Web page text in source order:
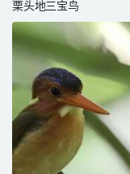
栗头地三宝鸟